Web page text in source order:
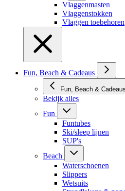
Vlaggenmasten
Vlaggenstokken
Vlaggen toebehoren
Fun, Beach & Cadeaus
Fun, Beach & Cadeaus
Bekijk alles
Fun
Funtubes
Ski/sleep lijnen
SUP's
Beach
Waterschoenen
Slippers
Wetsuits